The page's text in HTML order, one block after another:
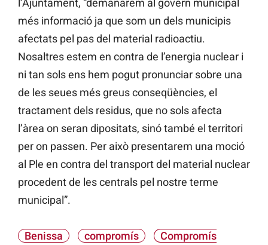
l’Ajuntament, “demanarem al govern municipal
més informació ja que som un dels municipis
afectats pel pas del material radioactiu.
Nosaltres estem en contra de l’energia nuclear i
ni tan sols ens hem pogut pronunciar sobre una
de les seues més greus conseqüències, el
tractament dels residus, que no sols afecta
l’àrea on seran dipositats, sinó també el territori
per on passen. Per això presentarem una moció
al Ple en contra del transport del material nuclear
procedent de les centrals pel nostre terme
municipal”.
Benissa compromís
Compromís